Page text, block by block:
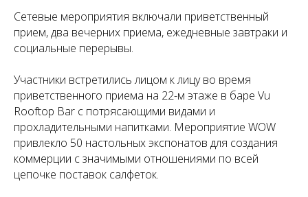
Сетевые мероприятия включали приветственный
прием, два вечерних приема, ежедневные завтраки и
социальные перерывы.
Участники встретились лицом к лицу во время
приветственного приема на 22-м этаже в баре Vu
Rooftop Bar с потрясающими видами и
прохладительными напитками. Мероприятие WOW
привлекло 50 настольных экспонатов для создания
коммерции с значимыми отношениями по всей
цепочке поставок салфеток.